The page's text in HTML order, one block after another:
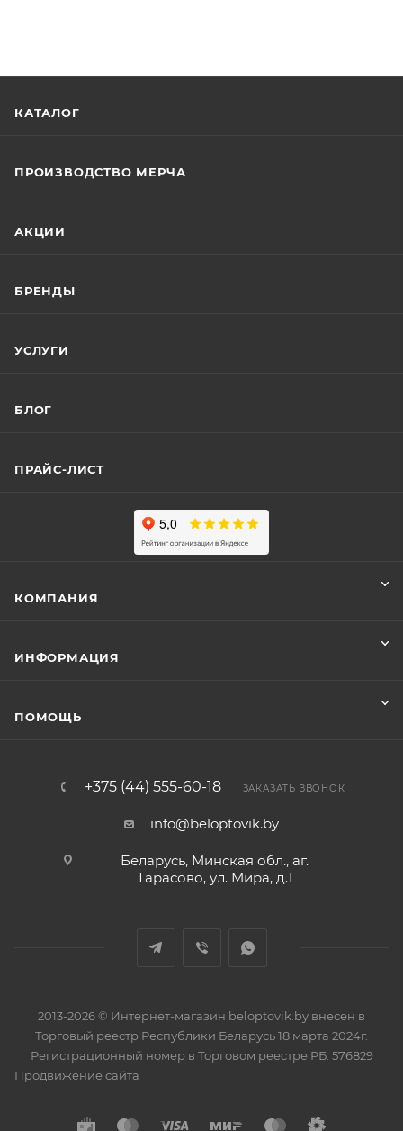
КАТАЛОГ
ПРОИЗВОДСТВО МЕРЧА
АКЦИИ
БРЕНДЫ
УСЛУГИ
БЛОГ
ПРАЙС-ЛИСТ
КОМПАНИЯ
ИНФОРМАЦИЯ
ПОМОЩЬ
+375 (44) 555-60-18 ЗАКАЗАТЬ ЗВОНОК
info@beloptovik.by
Беларусь, Минская обл., аг.
Тарасово, ул. Мира, д.1
2013-2026 © Интернет-магазин beloptovik.by внесен в
Торговый реестр Республики Беларусь 18 марта 2024г.
Регистрационный номер в Торговом реестре РБ: 576829
Продвижение сайта